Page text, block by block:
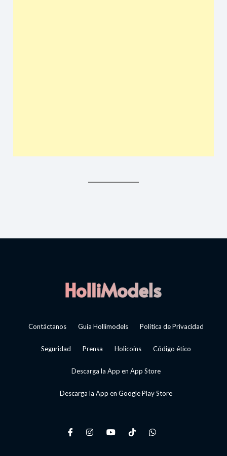
Contáctanos Guía Hollimodels Política de Privacidad
Seguridad Prensa Holicoins Código ético
Descarga la App en App Store
Descarga la App en Google Play Store